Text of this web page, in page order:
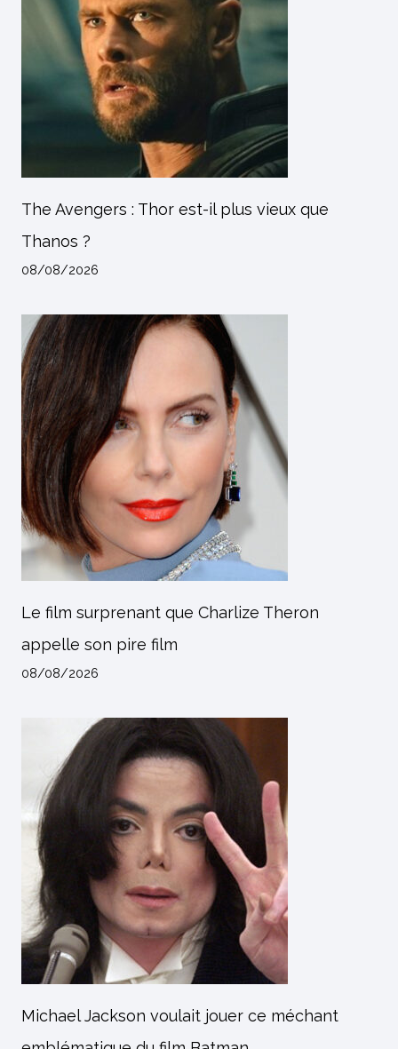
The Avengers : Thor est-il plus vieux que
Thanos ?
08/08/2026
Le film surprenant que Charlize Theron
appelle son pire film
08/08/2026
Michael Jackson voulait jouer ce méchant